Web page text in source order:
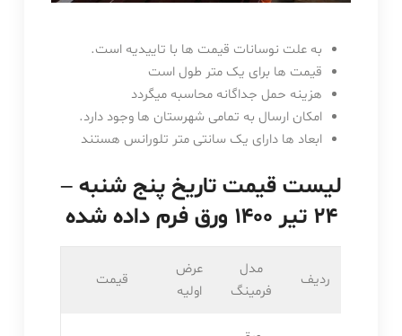
به علت نوسانات قیمت ها با تاییدیه است.
قیمت ها برای یک متر طول است
هزینه حمل جداگانه محاسبه میگردد
امکان ارسال به تمامی شهرستان ها وجود دارد.
ابعاد ها دارای یک سانتی متر تلورانس هستند
لیست قیمت تاریخ پنج شنبه –
۲۴ تیر ۱۴۰۰ ورق فرم داده شده
ردیف
مدل
فرمینگ
عرض
اولیه
قیمت